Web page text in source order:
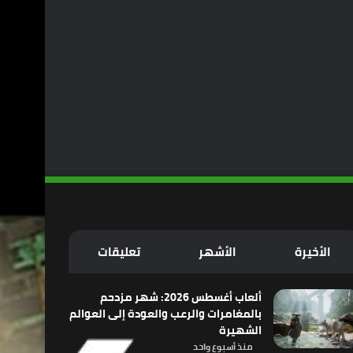
الأخيرة الأشهر تعليقات
ألعاب أغسطس 2026: شهر مزدحم
بالمغامرات والرعب والعودة إلى العوالم
الشهيرة
منذ أسبوع واحد